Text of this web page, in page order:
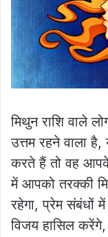
मिथुन राशि वाले
उत्तम रहने वाला
करते हैं तो वह आपके
में आपको तरक्की
रहेगा, प्रेम
विजय हासिल